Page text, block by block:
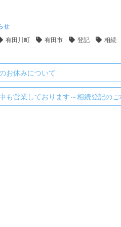
せ
有田川町 有田市 登記 相続
お休みについて
も営業しております～相続登記のご